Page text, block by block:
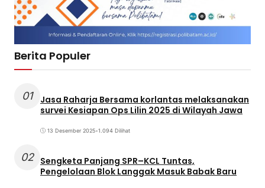
Berita Populer
01
Jasa Raharja Bersama korlantas melaksanakan
survei Kesiapan Ops Lilin 2025 di Wilayah Jawa
13 Desember 2025•1.094 Dilihat
02 Sengketa Panjang SPR–KCL Tuntas,
Pengelolaan Blok Langgak Masuk Babak Baru